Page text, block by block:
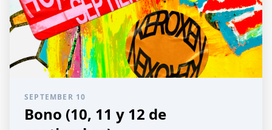
SEPTEMBER 10
Bono (10, 11 y 12 de